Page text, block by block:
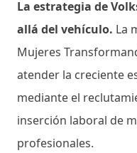
La estrategia de
allá del vehículo. La
Mujeres
atender la creciente
mediante el
inserción laboral de
profesionales.